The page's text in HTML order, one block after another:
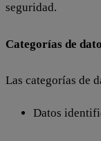
seguridad.
Categorías de
Las categorías de
Datos